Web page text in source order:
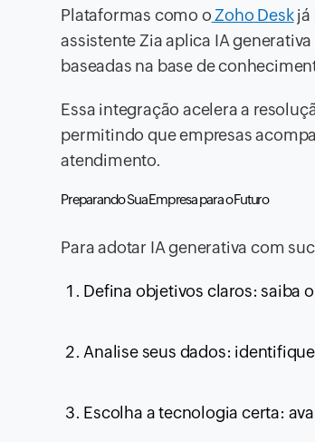
Plataformas como o Zoho Deskjá
assistente Zia aplica IA
baseadas na base de
Essa integração acelera a
permitindo que empresas
atendimento.
Preparando Sua Empresa para o Futuro
Para adotar IA generativa com
Defina objetivos claros: saiba
Analise seus dados:
Escolha a tecnologia certa: